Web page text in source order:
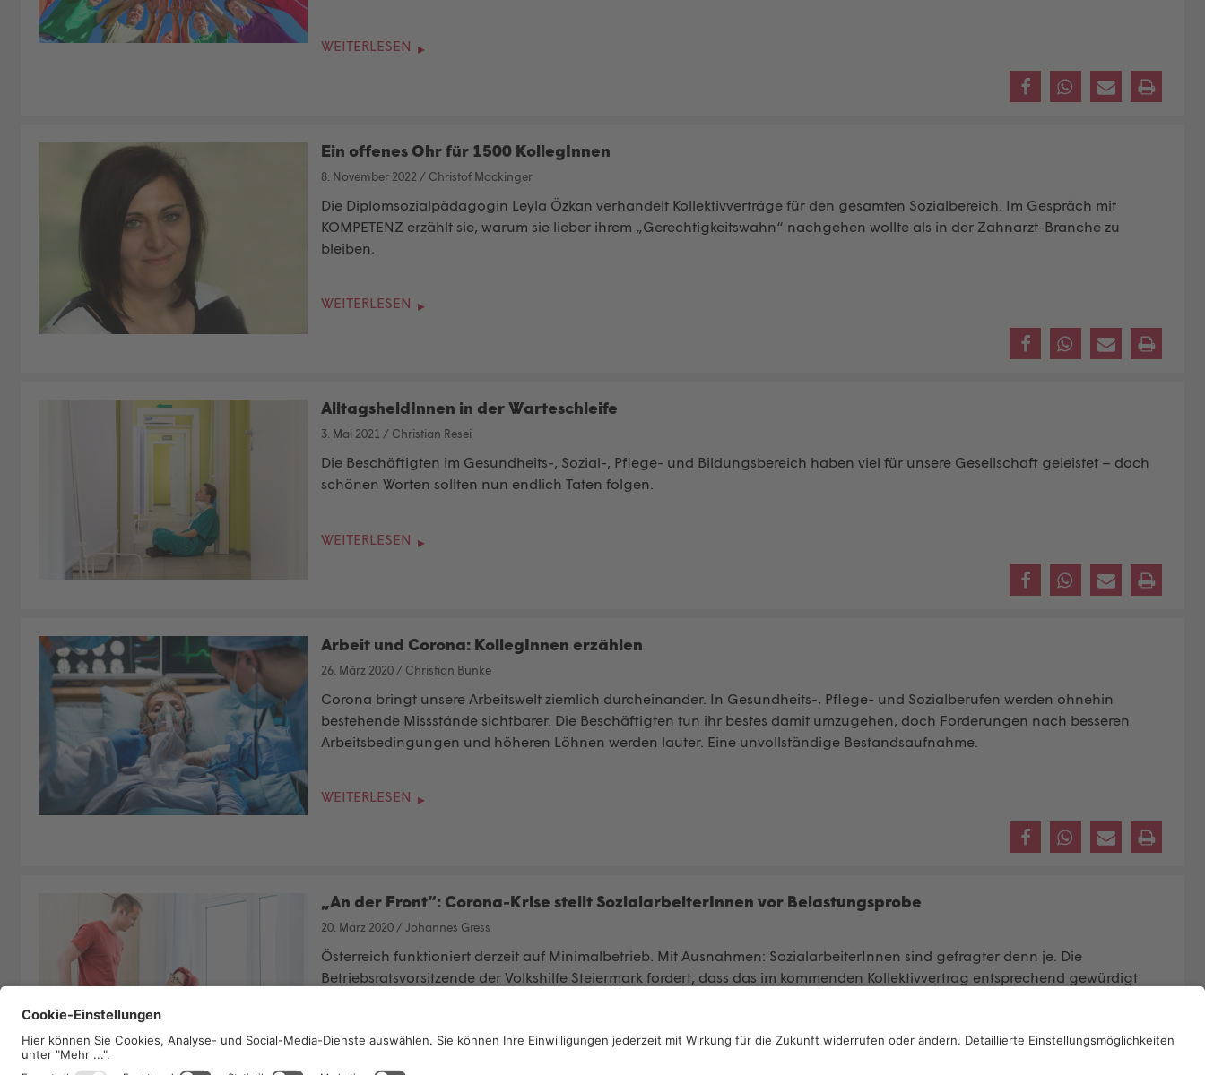
WEITERLESEN
Ein offenes Ohr für 1500 KollegInnen
8. November 2022 / Christof Mackinger
Die Diplomsozialpädagogin Leyla Özkan verhandelt Kollektivverträge für den gesamten Sozialbereich. Im Gespräch mit
KOMPETENZ erzählt sie, warum sie lieber ihrem „Gerechtigkeitswahn“ nachgehen wollte als in der Zahnarzt-Branche zu
bleiben.
WEITERLESEN
AlltagsheldInnen in der Warteschleife
3. Mai 2021 / Christian Resei
Die Beschäftigten im Gesundheits-, Sozial-, Pflege- und Bildungsbereich haben viel für unsere Gesellschaft geleistet – doch
schönen Worten sollten nun endlich Taten folgen.
WEITERLESEN
Arbeit und Corona: KollegInnen erzählen
26. März 2020 / Christian Bunke
Corona bringt unsere Arbeitswelt ziemlich durcheinander. In Gesundheits-, Pflege- und Sozialberufen werden ohnehin
bestehende Missstände sichtbarer. Die Beschäftigten tun ihr bestes damit umzugehen, doch Forderungen nach besseren
Arbeitsbedingungen und höheren Löhnen werden lauter. Eine unvollständige Bestandsaufnahme.
WEITERLESEN
„An der Front“: Corona-Krise stellt SozialarbeiterInnen vor Belastungsprobe
20. März 2020 /Johannes Gress
Österreich funktioniert derzeit auf Minimalbetrieb. Mit Ausnahmen: SozialarbeiterInnen sind gefragter denn je. Die
Betriebsratsvorsitzende der Volkshilfe Steiermark fordert, dass das im kommenden Kollektivvertrag entsprechend gewürdigt